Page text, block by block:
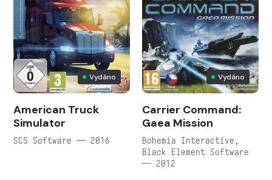
Vydáno
American Truck
Simulator
SCS Software — 2016
Vydáno
Carrier Command:
Gaea Mission
Bohemia Interactive,
Black Element Software
— 2012